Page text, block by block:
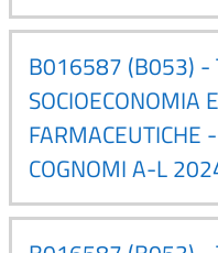
B016587 (B053) -
SOCIOECONOMIA
FARMACEUTICHE
COGNOMI A-L